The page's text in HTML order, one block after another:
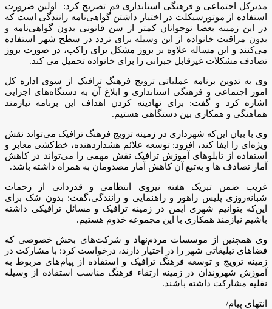
مدیرکل اجتماعی و فرهنگی استانداری قم تصریح کرد: اولین ضرورت
استفاده از موتورسیکلت در اختیار داشتن گواهی‌نامه رانندگی است که
در این زمینه بعضا نوجوانان کمتر از سن قانونی بدون گواهی‌نامه و
بدون مراقبت خانواده از این وسیله برای تردد در سطح شهر استفاده
می‌کنند و این مساله علاوه بر بروز مشکل برای راکب، در صورت بروز
تصادف مشکلات غیرقابل جبرانی را برای خانواده تحمیل می کند.
وی به تدوین برنامه عملیاتی ترویج فرهنگ ترافیک از سوی اداره کل
امور اجتماعی و فرهنگی استانداری و ابلاغ آن به دستگاه‌های اجرایی
اشاره کرد و گفت: برای نهادینه کردن اهداف این برنامه نیازمند
هماهنگی و همکاری بین دستگاهی هستیم.
وی با بیان این‌که شهرداری در زمینه ترویج فرهنگ ترافیک می‌تواند نقش
ویژه‌ای را ایفا کند، افزود: توسعه علائم هشداردهنده، خط‌کشی معابر و
استفاده از تابلوهای آموزش ترافیک نقش مهمی را می‌تواند در کاهش
آمار تصادف ها و به‌تبع آن کاهش آمار مصدومان به همراه داشته باشد.
غریب ضمن تبریک هفته نیروی انتظامی و قدردانی از زحمات
شبانه‌روزی پلیس راهور و راهنمایی و رانندگی،گفت: بدون شک برای
این‌که بتوانیم شهری ایمن در زمینه ترافیک و مسائل ترافیکی داشته
باشیم نیازمند همکاری با این مجموعه خدوم هستیم.
وی همچنین از موسسات مردم‌نهاد و شرکت‌های بخش خصوصی که
فضاهای تبلیغاتی شهر را در اختیار دارند، درخواست کرد: با مشارکت در
زمینه ترویج و توسعه فرهنگ ترافیک و استفاده از پیام‌های مربوط به
آموزش شهروندان در زمینه ارتقاء فرهنگ مناسب استفاده از وسیله
نقلیه مشارکت داشته باشند.
انتهای پیام/